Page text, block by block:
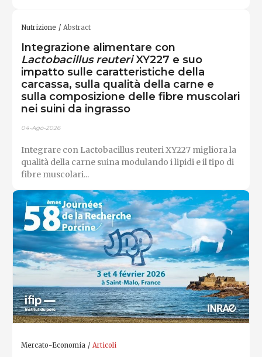
Nutrizione Abstract
Integrazione alimentare con
Lactobacillus reuteriXY227 e suo
impatto sulle caratteristiche della
carcassa, sulla qualità della carne e
sulla composizione delle fibre muscolari
nei suini da ingrasso
04-Ago-2026
Integrare con Lactobacillus reuteri XY227 migliora la
qualità della carne suina modulando i lipidi e il tipo di
fibre muscolari...
Mercato-Economia Articoli